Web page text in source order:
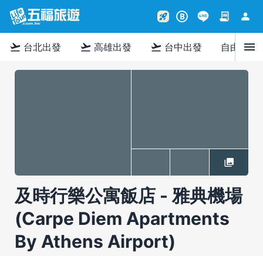
rocket_launch B contract person
flight_takeoff 台北出發 flight_takeoff 高雄出發 flight_takeoff 台中出發 自由行menu
及時行樂公寓飯店 - 雅典機場
(Carpe Diem Apartments
By Athens Airport)